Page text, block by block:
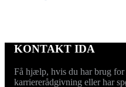
KONTAKT IDA
Få hjælp, hvis du har brug
karriererådgivning eller har